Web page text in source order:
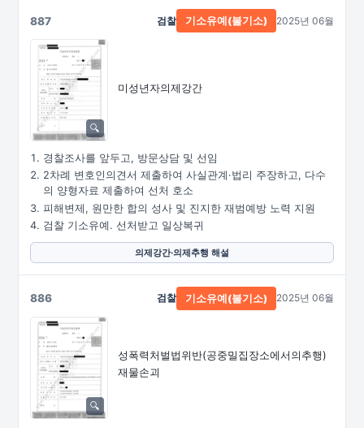
887
미성년자의제강간
검찰 기소유예(불기소) 2025년 06월
경찰조사를 앞두고, 방문상담 및 선임
2차례 변호인의견서 제출하여 사실관계·법리 주장하고, 다수
의 양형자료 제출하여 선처 호소
피해변제, 원만한 합의 성사 및 진지한 재범예방 노력 지원
검찰 기소유예. 선처받고 일상복귀
의제강간·의제추행 해설
886
성폭력처벌법위반(공중밀집장소에서의추행)
재물손괴
검찰 기소유예(불기소) 2025년 06월